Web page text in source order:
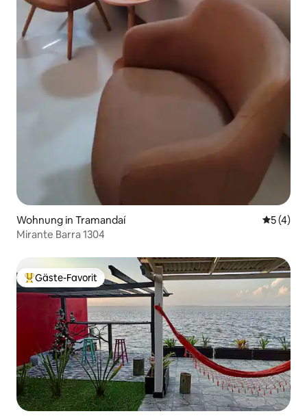
Wohnung in Tramandaí
5 (4)
Mirante Barra 1304
Beliebter Gäste-Favorit.
Gäste-Favorit